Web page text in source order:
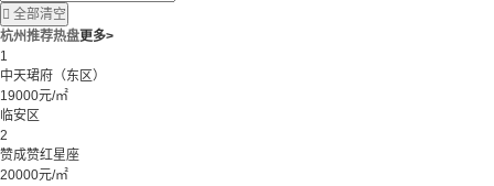
 全部清空
杭州推荐热盘更多>
1
中天珺府（东区）
19000元/㎡
临安区
2
赞成赞红星座
20000元/㎡